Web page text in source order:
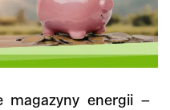
magazyny energii –